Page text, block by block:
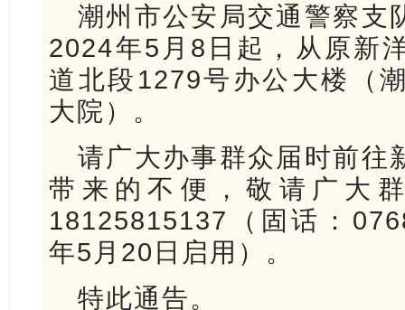
潮州市公安局交通警察支
2024年5月8日起，从原新
道北段1279号办公大楼（
大院）。
请广大办事群众届时前往
带来的不便，敬请广大
18125815137（固话：
年5月20日启用）。
特此通告。